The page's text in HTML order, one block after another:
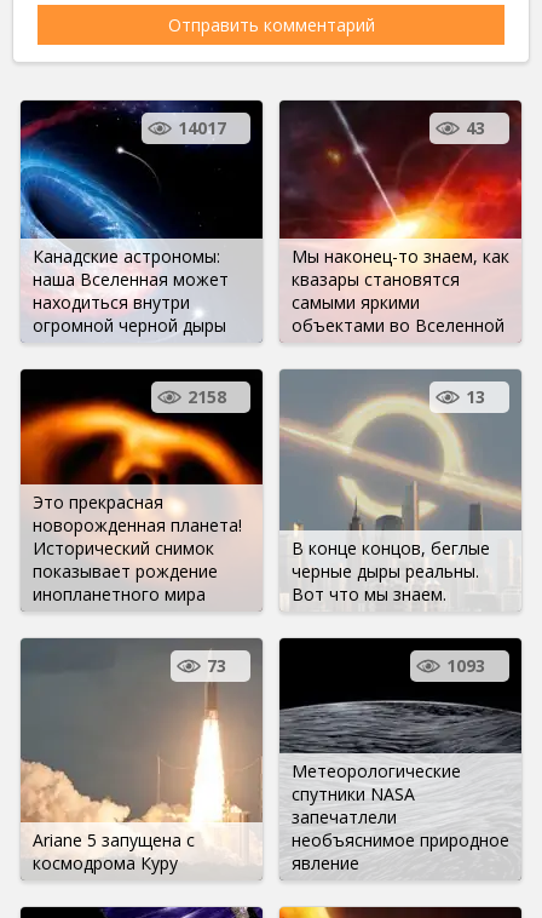
Канадские астрономы:
наша Вселенная может
находиться внутри
огромной черной дыры
14017
Мы наконец-то знаем, как
квазары становятся
самыми яркими
объектами во Вселенной
43
Это прекрасная
новорожденная планета!
Исторический снимок
показывает рождение
инопланетного мира
2158
В конце концов, беглые
черные дыры реальны.
Вот что мы знаем.
13
Ariane 5 запущена с
космодрома Куру
73
Метеорологические
спутники NASA
запечатлели
необъяснимое природное
явление
1093